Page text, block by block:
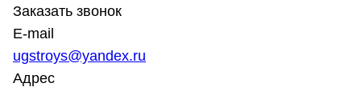
Заказать звонок
E-mail
ugstroys@yandex.ru
Адрес